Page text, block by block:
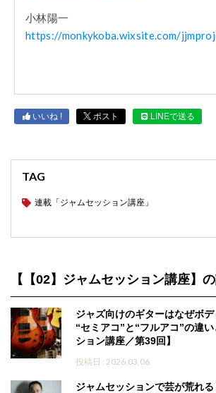
小林陽一
https://monkykoba.wixsite.com/
いいね ! ポスト LINEで送る
TAG
連載「ジャムセッション講座」
【【02】ジャムセッション講座】
ジャズ向けのギターはなぜボ
“セミアコ”と“フルアコ”の違
ション講座／第39回】
投稿日 : 2026.03.06
ジャムセッションで芸が荒れ